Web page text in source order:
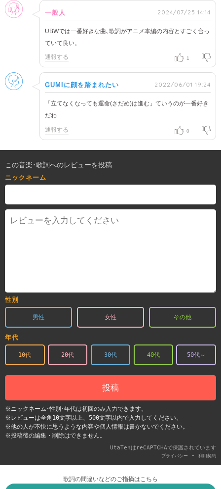
女性
一般人 2024/07/25 14:14
UBWでは一番好きな曲､歌詞がアニメ本編の内容とすごく合っ
ていて良い。
通報する 1
男性
GUMIに顔を踏まれたい 2022/06/01 19:24
「立てなくなっても運命(さだめ)は進む」ていうのが一番好き
だわ
通報する 0
この音楽･歌詞へのレビューを投稿
ニックネーム
性別
男性 女性 その他
年代
10代 20代 30代 40代 50代～
投稿
※ニックネーム･性別･年代は初回のみ入力できます。
※レビューは全角10文字以上、500文字以内で入力してください。
※他の人が不快に思うような内容や個人情報は書かないでください。
※投稿後の編集・削除はできません。
UtaTenはreCAPTCHAで保護されています
プライバシー - 利用契約
歌詞の間違いなどのご指摘はこちら